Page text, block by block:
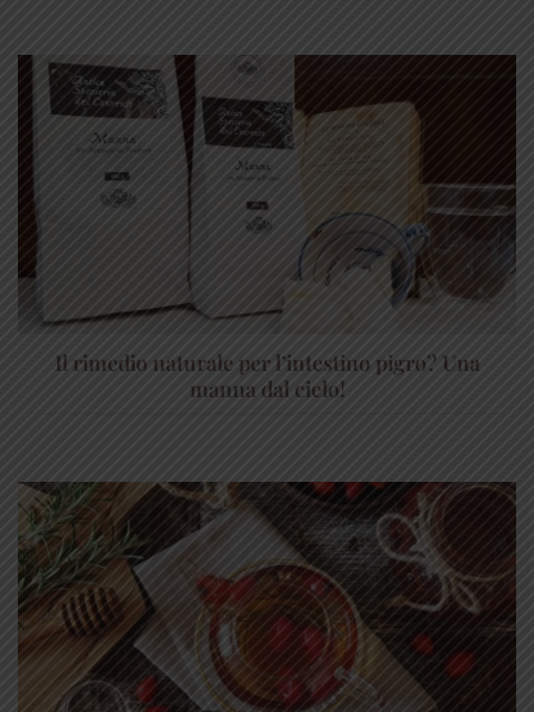
Il rimedio naturale per l’intestino pigro? Una
manna dal cielo!